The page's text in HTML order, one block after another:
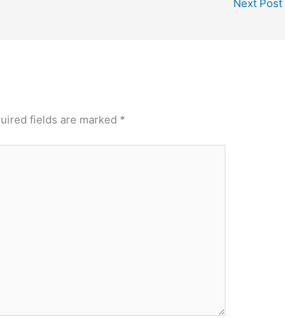
Next Post
fields are marked *